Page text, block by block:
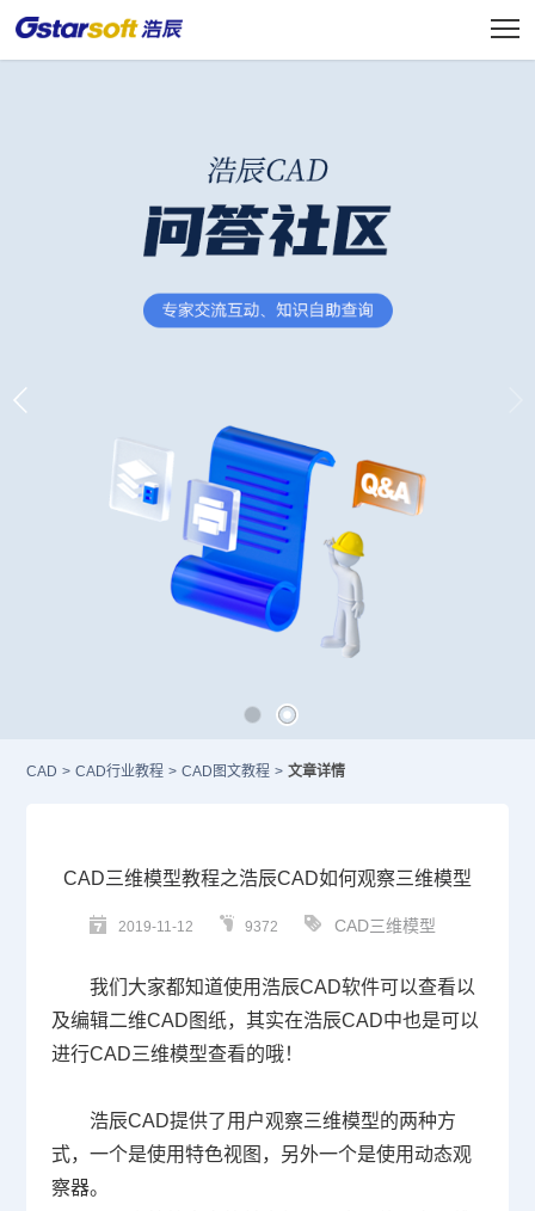
CAD > CAD行业教程 > CAD图文教程 > 文章详情
CAD三维模型教程之浩辰CAD如何观察三维模型
2019-11-12 9372 CAD三维模型
我们大家都知道使用浩辰CAD软件可以查看以
及编辑二维CAD 图纸，其实在浩辰CAD中也是可以
进行CAD三维模型查看的哦！
浩辰CAD提供了用户观察三维模型的两种方
式，一个是使用特色视图，另外一个是使用动态观
察器。